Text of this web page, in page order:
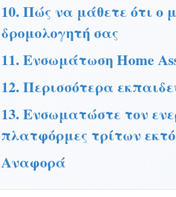
10. Πώς να μάθετε ότι ο
δρομολογητή σας
11. Ενσωμάτωση Home
12. Περισσότερα
13. Ενσωματώστε τον
πλατφόρμες τρίτων
Αναφορά